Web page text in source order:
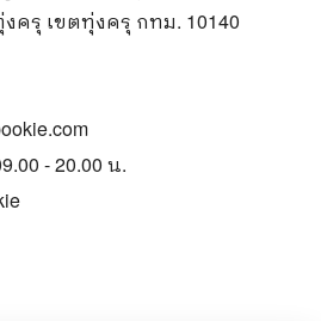
ครุ เขตทุ่งครุ กทม. 10140
- 20.00 น.